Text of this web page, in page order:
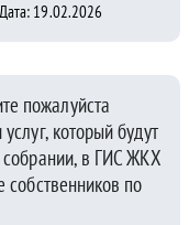
Дата: 19.02.2026
пожалуйста
который будут
собрании, в ГИС ЖКХ
по